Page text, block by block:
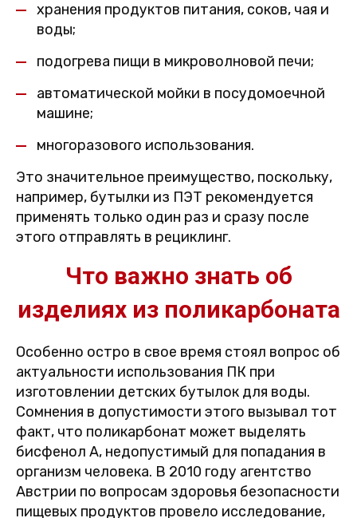
хранения продуктов питания, соков, чая и
воды;
подогрева пищи в микроволновой печи;
автоматической мойки в посудомоечной
машине;
многоразового использования.
Это значительное преимущество, поскольку,
например, бутылки из ПЭТ рекомендуется
применять только один раз и сразу после
этого отправлять в рециклинг.
Что важно знать об
изделиях из поликарбоната
Особенно остро в свое время стоял вопрос об
актуальности использования ПК при
изготовлении детских бутылок для воды.
Сомнения в допустимости этого вызывал тот
факт, что поликарбонат может выделять
бисфенол А, недопустимый для попадания в
организм человека. В 2010 году агентство
Австрии по вопросам здоровья безопасности
пищевых продуктов провело исследование,